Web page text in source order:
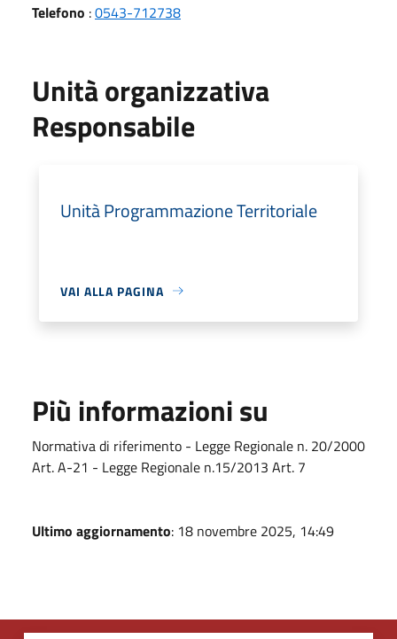
Telefono :0543-712738
Unità organizzativa
Responsabile
Unità Programmazione Territoriale
VAI ALLA PAGINA
Più informazioni su
Normativa di riferimento - Legge Regionale n. 20/2000
Art. A-21 - Legge Regionale n.15/2013 Art. 7
Ultimo aggiornamento: 18 novembre 2025, 14:49